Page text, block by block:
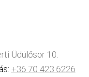
Üdülősor 10.
+36 70 423 6226